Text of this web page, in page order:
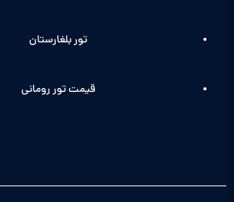
تور بلغارستان
قیمت تور رومانی